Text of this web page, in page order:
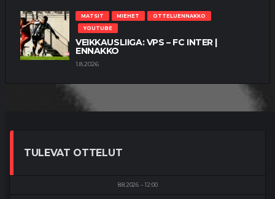
MATSIT MIEHET
OTTELUENNAKKO
YOUTUBE
VEIKKAUSLIIGA: VPS – FC INTER |
ENNAKKO
1.8.2026
TULEVAT OTTELUT
8.8.2026 12:00